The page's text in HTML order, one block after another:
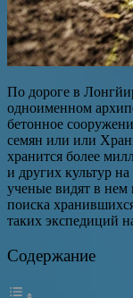
По дороге в
одноименном
бетонное
семян или или
хранится более
и других культур
ученые видят в нем
поиска
таких экспедиций
Содержание